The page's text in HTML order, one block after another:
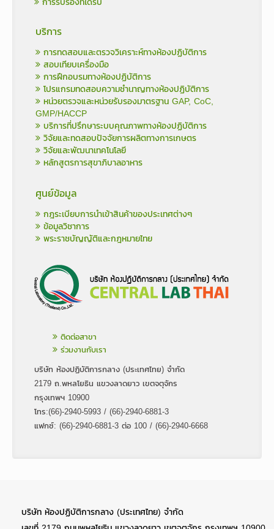
บริการ
การทดสอบและตรวจวิเคราะห์ทางห้องปฏิบัติการ
สอบเทียบเครื่องมือ
การฝึกอบรมทางห้องปฏิบัติการ
โปรแกรมทดสอบความชำนาญทางห้องปฏิบัติการ
หน่วยตรวจและหน่วยรับรองมาตรฐาน GAP, CoC,
GMP/HACCP
บริการที่ปรึกษาระบบคุณภาพทางห้องปฏิบัติการ
วิจัยและทดสอบปัจจัยการผลิตทางการเกษตร
วิจัยและพัฒนาเทคโนโลยี
หลักสูตรการสุขาภิบาลอาหาร
ศูนย์ข้อมูล
กฎระเบียบการนำเข้าสินค้าของประเทศต่างๆ
ข้อมูลวิชาการ
พระราชบัญญัติและกฎหมายไทย
ติดต่อสาขา
ร่วมงานกับเรา
บริษัท ห้องปฏิบัติการกลาง (ประเทศไทย) จำกัด
2179 ถ.พหลโยธิน แขวงลาดยาว เขตจตุจักร
กรุงเทพฯ 10900
โทร:(66)-2940-5993 / (66)-2940-6881-3
แฟกซ์: (66)-2940-6881-3 ต่อ 100 / (66)-2940-6668
บริษัท ห้องปฏิบัติการกลาง (ประเทศไทย) จำกัด